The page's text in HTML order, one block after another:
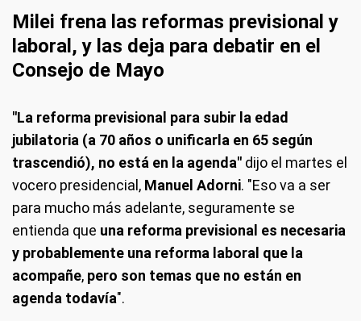
Milei frena las reformas previsional y
laboral, y las deja para debatir en el
Consejo de Mayo
"La reforma previsional para subir la edad
jubilatoria (a 70 años o unificarla en 65 según
trascendió), no está en la agenda" dijo el martes el
vocero presidencial, Manuel Adorni. "Eso va a ser
para mucho más adelante, seguramente se
entienda que una reforma previsional es necesaria
y probablemente una reforma laboral que la
acompañe, pero son temas que no están en
agenda todavía".